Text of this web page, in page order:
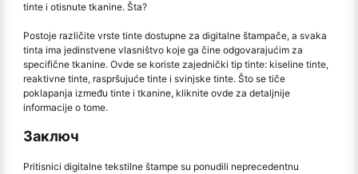
tinte i otisnute tkanine. Šta?
Postoje različite vrste tinte dostupne za digitalne štampače, a svaka
tinta ima jedinstvene vlasništvo koje ga čine odgovarajućim za
specifične tkanine. Ovde se koriste zajednički tip tinte: kiseline tinte,
reaktivne tinte, raspršujuće tinte i svinjske tinte. Što se tiče
poklapanja između tinte i tkanine, kliknite ovde za detaljnije
informacije o tome.
Заключ
Pritisnici digitalne tekstilne štampe su ponudili neprecedentnu